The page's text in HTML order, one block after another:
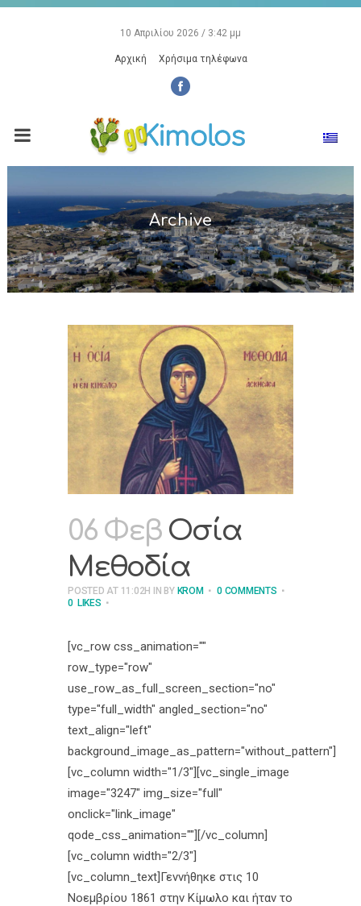
10 Απριλίου 2026 / 3:42 μμ
Αρχική Χρήσιμα τηλέφωνα
Archive
06 Φεβ Οσία
Μεθοδία
POSTED AT 11:02H IN BY KROM
0 COMMENTS
0 LIKES
[vc_row css_animation=""
row_type="row"
use_row_as_full_screen_section="no"
type="full_width" angled_section="no"
text_align="left"
background_image_as_pattern="without_pattern"]
[vc_column width="1/3"][vc_single_image
image="3247" img_size="full"
onclick="link_image"
qode_css_animation=""][/vc_column]
[vc_column width="2/3"]
[vc_column_text]Γεννήθηκε στις 10
Νοεμβρίου 1861 στην Κίμωλο και ήταν το